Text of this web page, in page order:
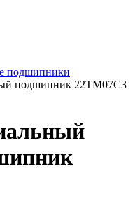
подшипники
подшипник 22TM07C3